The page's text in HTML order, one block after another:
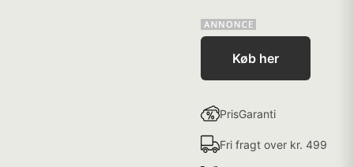
Køb her
PrisGaranti
Fri fragt over kr. 499